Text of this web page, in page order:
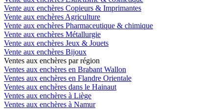
Vente aux enchères Copieurs & Imprimantes
Vente aux enchères Agriculture
Vente aux enchères Pharmaceutique & chimique
Vente aux enchères Métallurgie
Vente aux enchères Jeux & Jouets
Vente aux enchères Bijoux
Ventes aux enchères par région
Ventes aux enchères en Brabant Wallon
Ventes aux enchères en Flandre Orientale
Ventes aux enchères dans le Hainaut
Ventes aux enchères à Liège
Ventes aux enchères à Namur